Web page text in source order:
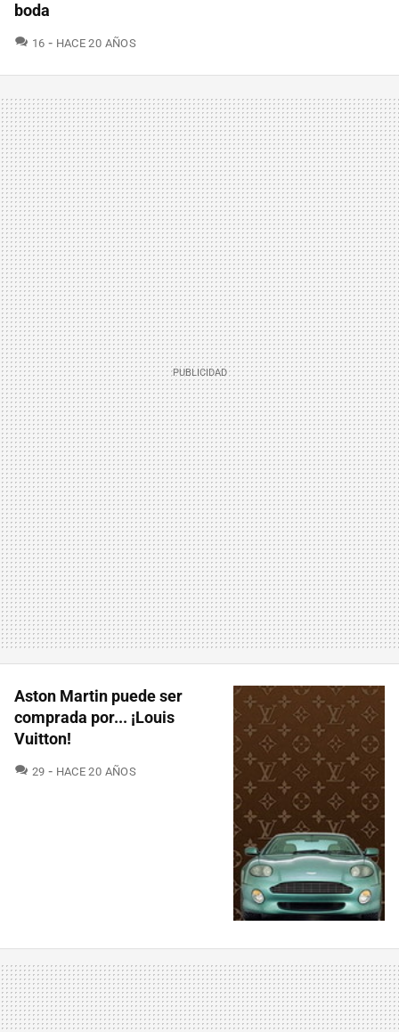
boda
16 COMENTARIOS
HACE 20 AÑOS
Aston Martin puede ser
comprada por... ¡Louis
Vuitton!
29 COMENTARIOS
HACE 20 AÑOS